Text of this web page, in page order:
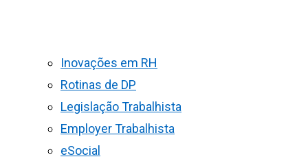
Inovações em RH
Rotinas de DP
Legislação Trabalhista
Employer Trabalhista
eSocial